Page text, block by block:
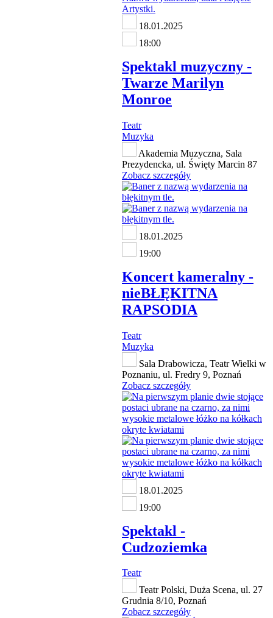
18.01.2025
18:00
Spektakl muzyczny -
Twarze Marilyn
Monroe
Teatr
Muzyka
Akademia Muzyczna, Sala
Prezydencka, ul. Święty Marcin 87
Zobacz szczegóły
18.01.2025
19:00
Koncert kameralny -
nieBŁĘKITNA
RAPSODIA
Teatr
Muzyka
Sala Drabowicza, Teatr Wielki w
Poznaniu, ul. Fredry 9, Poznań
Zobacz szczegóły
18.01.2025
19:00
Spektakl -
Cudzoziemka
Teatr
Teatr Polski, Duża Scena, ul. 27
Grudnia 8/10, Poznań
Zobacz szczegóły